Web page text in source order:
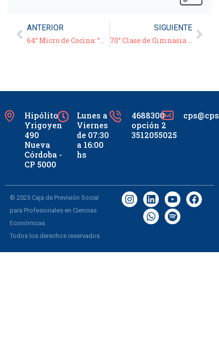
ANTERIOR
64° Micro de Cocina: “Helado de Chocolate”
SIGUIENTE
70° Clase de Gimnasia para Adultos – 04/12/20
Hipólito
Yrigoyen
490
Nueva
Córdoba -
CP 5000
Lunes a
Viernes
de 07:30
a 16:00
hs
4688300
opción 2
3512055025
© 2025 Caja de Previsión Social
para Profesionales en Ciencias
Económicas.
Todos los derechos reservados.